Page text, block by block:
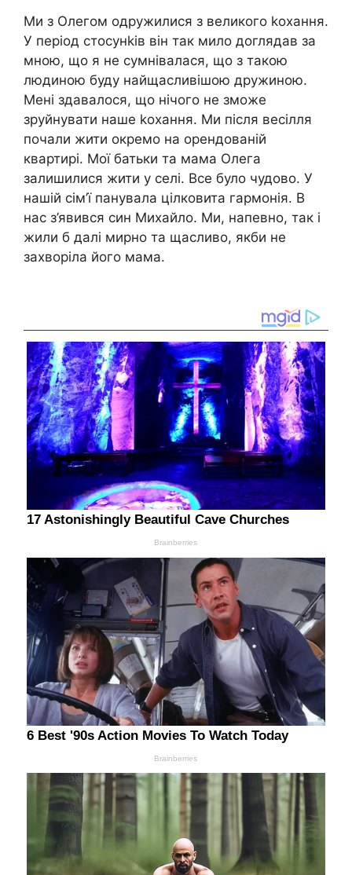
Ми з Олегом одружилися з великого kохання.
У період стосунkів він так мило доглядав за
мною, що я не сумнівалася, що з такою
людиною буду найщасливішою дружиною.
Мені здавалося, що нічого не зможе
зруйнувати наше kохання. Ми після весілля
почали жити окремо на орендованій
квартирі. Мої батьки та мама Олега
залишилися жити у селі. Все було чудово. У
нашій сім’ї панувала цілковита гармонія. В
нас з’явився син Михайло. Ми, напевно, так і
жили б далі мирно та щасливо, якби не
захворіла його мама.